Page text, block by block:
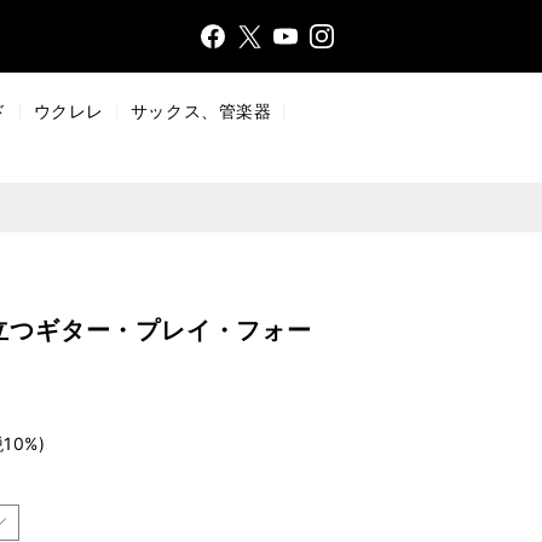
FaceX
YouTInsta
ウクレレ
サックス、管楽器
ギター・プレイ・フォー